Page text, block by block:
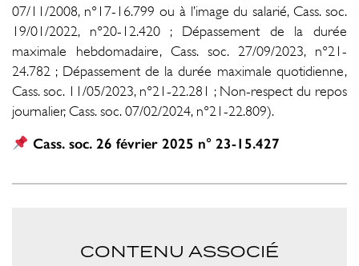
07/11/2008, n°17-16.799 ou à l’image du salarié, Cass. soc.
19/01/2022, n°20-12.420 ; Dépassement de la durée
maximale hebdomadaire, Cass. soc. 27/09/2023, n°21-
24.782 ; Dépassement de la durée maximale quotidienne,
Cass. soc. 11/05/2023, n°21-22.281 ; Non-respect du repos
journalier, Cass. soc. 07/02/2024, n°21-22.809).
Cass. soc. 26 février 2025 n° 23-15.427
CONTENU ASSOCIÉ